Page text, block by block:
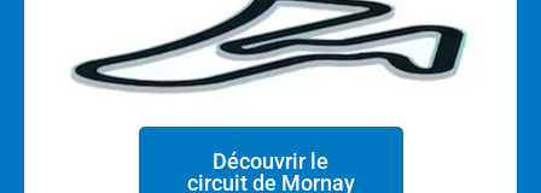
Découvrir le
circuit de Mornay